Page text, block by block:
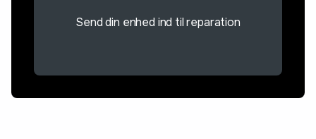
Send din enhed ind til reparation